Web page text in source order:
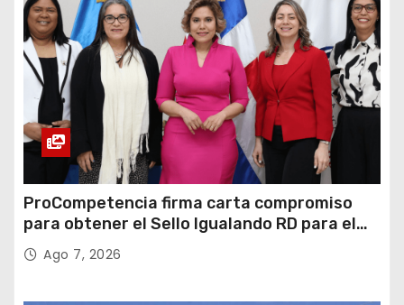
ProCompetencia firma carta compromiso
para obtener el Sello Igualando RD para el
Sector Público
Ago 7, 2026